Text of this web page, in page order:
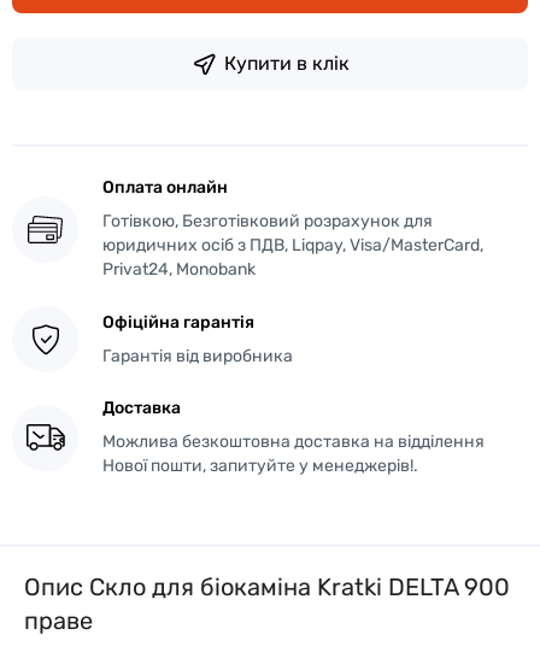
Купити в клік
Оплата онлайн
Готівкою, Безготівковий розрахунок для
юридичних осіб з ПДВ, Liqpay, Visa/MasterCard,
Privat24, Monobank
Офіційна гарантія
Гарантія від виробника
Доставка
Можлива безкоштовна доставка на відділення
Нової пошти, запитуйте у менеджерів!.
Опис Скло для біокаміна Kratki DELTA 900
праве